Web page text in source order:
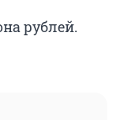
рублей.